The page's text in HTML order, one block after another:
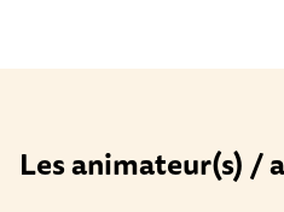
Les animateur(s) /